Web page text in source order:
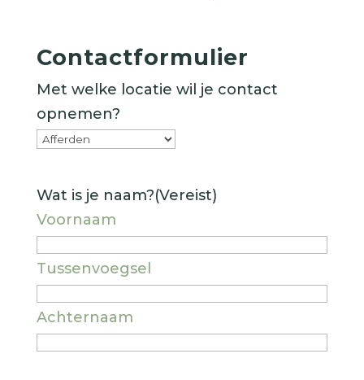
Contactformulier
Met welke locatie wil je contact
opnemen?
Wat is je naam?(Vereist)
Voornaam
Tussenvoegsel
Achternaam